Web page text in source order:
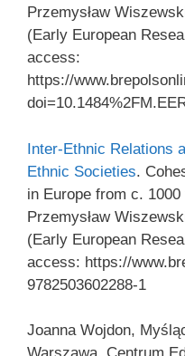
Przemysław
(Early European
access:
https://
Inter-Ethnic Relations
Ethnic Societies.
in Europe from c.
Przemysław
(Early European
access: https://
9782503602288-1
Joanna Wojdon,